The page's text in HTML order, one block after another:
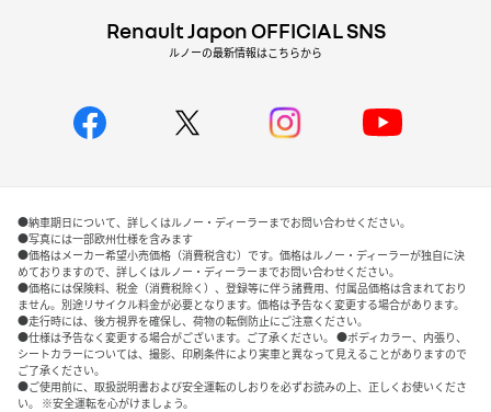
Renault Japon OFFICIAL SNS
ルノーの最新情報はこちらから
●納車期日について、詳しくはルノー・ディーラーまでお問い合わせください。
●写真には一部欧州仕様を含みます
●価格はメーカー希望小売価格（消費税含む）です。価格はルノー・ディーラーが独自に決
めておりますので、詳しくはルノー・ディーラーまでお問い合わせください。
●価格には保険料、税金（消費税除く）、登録等に伴う諸費用、付属品価格は含まれており
ません。別途リサイクル料金が必要となります。価格は予告なく変更する場合があります。
●走行時には、後方視界を確保し、荷物の転倒防止にご注意ください。
●仕様は予告なく変更する場合がございます。ご了承ください。 ●ボディカラー、内張り、
シートカラーについては、撮影、印刷条件により実車と異なって見えることがありますので
ご了承ください。
●ご使用前に、取扱説明書および安全運転のしおりを必ずお読みの上、正しくお使いくださ
い。 ※安全運転を心がけましょう。